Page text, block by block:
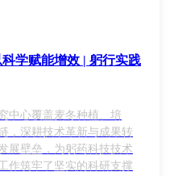
学赋能增效 | 躬行实践
中心覆盖麦冬种植、培
，深耕技术革新与成果转
展壁垒，为躬药科技技术
作筑牢了坚实的科研支撑